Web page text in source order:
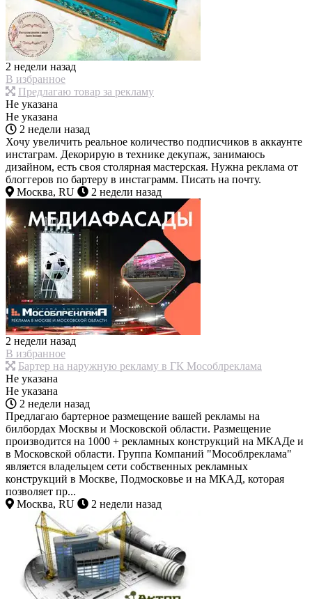
2 недели назад
В избранное
Предлагаю товар за рекламу
Не указана
Не указана
2 недели назад
Хочу увеличить реальное количество подписчиков в аккаунте
инстаграм. Декорирую в технике декупаж, занимаюсь
дизайном, есть своя столярная мастерская. Нужна реклама от
блоггеров по бартеру в инстаграмм. Писать на почту.
Москва, RU
2 недели назад
2 недели назад
В избранное
Бартер на наружную рекламу в ГК Мособлреклама
Не указана
Не указана
2 недели назад
Предлагаю бартерное размещение вашей рекламы на
билбордах Москвы и Московской области. Размещение
производится на 1000 + рекламных конструкций на МКАДе и
в Московской области. Группа Компаний "Мособлреклама"
является владельцем сети собственных рекламных
конструкций в Москве, Подмосковье и на МКАД, которая
позволяет пр...
Москва, RU
2 недели назад